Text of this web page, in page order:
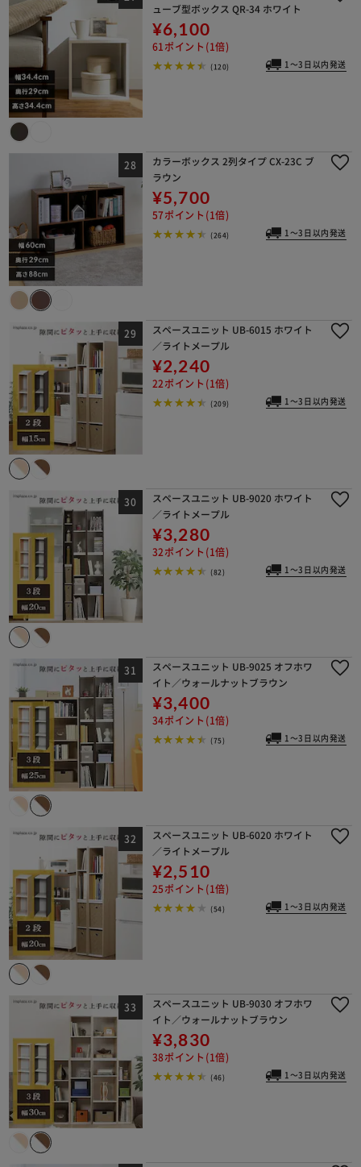
ューブ型ボックス QR-34 ホワイト
¥6,100
61ポイント(1倍)
(120) 1～3日以内発送
カラーボックス 2列タイプ CX-23C ブ
ラウン
¥5,700
57ポイント(1倍)
(264) 1～3日以内発送
スペースユニット UB-6015 ホワイト
／ライトメープル
¥2,240
22ポイント(1倍)
(209) 1～3日以内発送
スペースユニット UB-9020 ホワイト
／ライトメープル
¥3,280
32ポイント(1倍)
(82) 1～3日以内発送
スペースユニット UB-9025 オフホワ
イト／ウォールナットブラウン
¥3,400
34ポイント(1倍)
(75) 1～3日以内発送
スペースユニット UB-6020 ホワイト
／ライトメープル
¥2,510
25ポイント(1倍)
(54) 1～3日以内発送
スペースユニット UB-9030 オフホワ
イト／ウォールナットブラウン
¥3,830
38ポイント(1倍)
(46) 1～3日以内発送